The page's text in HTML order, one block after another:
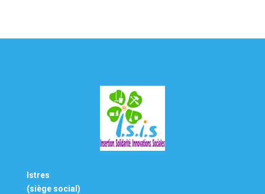
Istres
(siège social)